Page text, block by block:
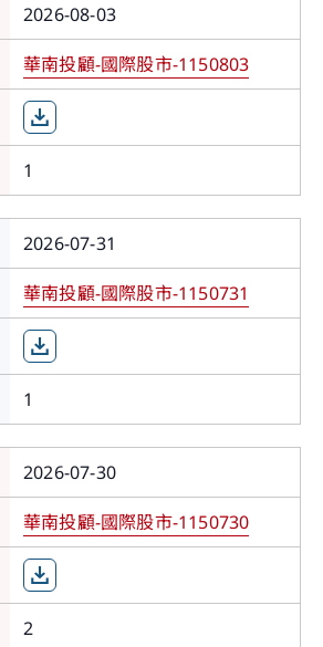
2026-08-03
華南投顧-國際股市-1150803
1
2026-07-31
華南投顧-國際股市-1150731
1
2026-07-30
華南投顧-國際股市-1150730
2
離開華南投顧官網
非本公司網站，您後續提供給該
該網站蒐集、處理及利用您所屬
用本公司隱私權聲明之涵蓋範
繼續前往
取消
關閉
投資顧問委任契約書
定須簽立「證券投資顧問委任契
公司正式會員，本網站將導引您
繼續前往
本資料更新
已久未更新!
建議前往修正丶確認客戶資料
前往更新
取消
會員登入
更新驗證碼
分證字號